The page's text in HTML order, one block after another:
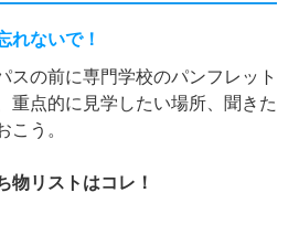
れないで！
スの前に専門学校のパンフレット
重点的に見学したい場所、聞きた
こう。
物リストはコレ！